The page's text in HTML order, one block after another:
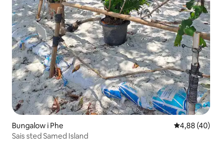
Bungalow i Phe 4,88 ud af 5 i
4,88 (40)
Sais sted Samed Island